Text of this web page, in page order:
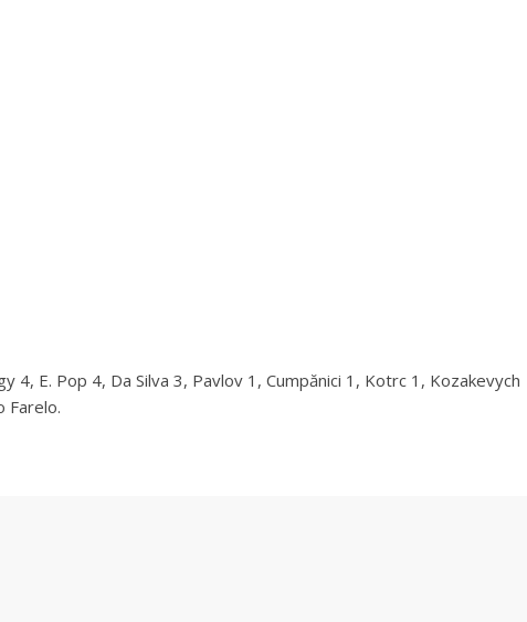
4, E. Pop 4, Da Silva 3, Pavlov 1, Cumpănici 1, Kotrc 1, Kozakevych
Farelo.